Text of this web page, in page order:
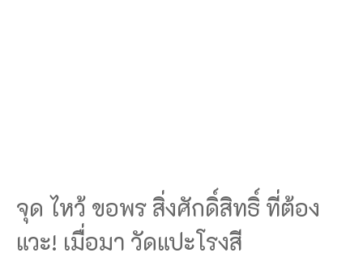
จุด ไหว้ ขอพร สิ่งศักดิ์สิทธิ์ ที่ต้อง
แวะ! เมื่อมา วัดแปะโรงสี